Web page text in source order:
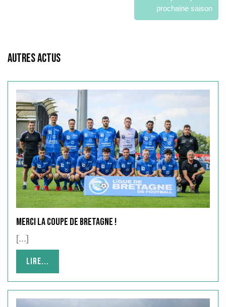
prochaine saison
Autres Actus
Merci la Coupe de Bretagne !
[...]
Lire...